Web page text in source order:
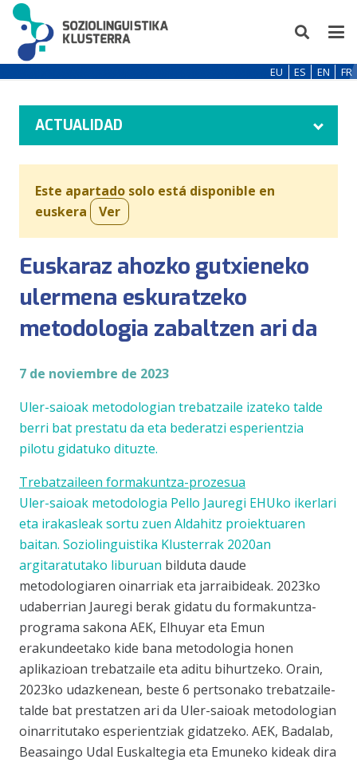
EU ES EN FR
ACTUALIDAD
Este apartado solo está disponible en
euskera
Ver
Euskaraz ahozko gutxieneko
ulermena eskuratzeko
metodologia zabaltzen ari da
7 de noviembre de 2023
Uler-saioak metodologian trebatzaile izateko talde
berri bat prestatu da eta bederatzi esperientzia
pilotu gidatuko dituzte.
Trebatzaileen formakuntza-prozesua
Uler-saioak metodologia Pello Jauregi EHUko ikerlari
eta irakasleak sortu zuen Aldahitz proiektuaren
baitan. Soziolinguistika Klusterrak 2020an
argitaratutako liburuan bilduta daude
metodologiaren oinarriak eta jarraibideak. 2023ko
udaberrian Jauregi berak gidatu du formakuntza-
programa sakona AEK, Elhuyar eta Emun
erakundeetako kide bana metodologia honen
aplikazioan trebatzaile eta aditu bihurtzeko. Orain,
2023ko udazkenean, beste 6 pertsonako trebatzaile-
talde bat prestatzen ari da Uler-saioak metodologian
oinarritutako esperientziak gidatzeko. AEK, Badalab,
Beasaingo Udal Euskaltegia eta Emuneko kideak dira